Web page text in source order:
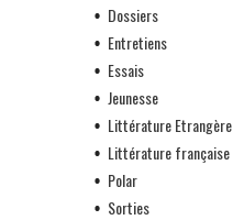
Dossiers
Entretiens
Essais
Jeunesse
Littérature Etrangère
Littérature française
Polar
Sorties